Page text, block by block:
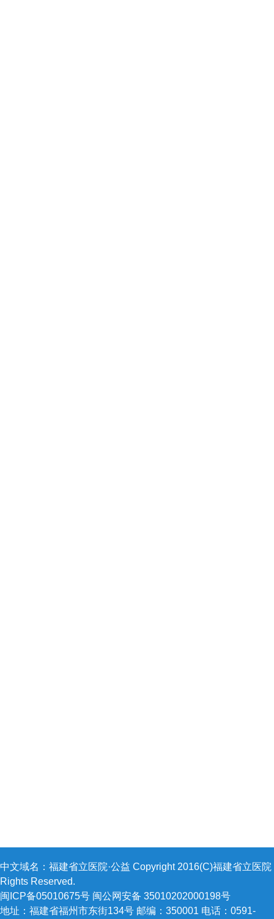
中文域名：福建省立医院·公益 Copyright 2016(C)福建省立医院
Rights Reserved.
闽ICP备05010675号 闽公网安备 35010202000198号
地址：福建省福州市东街134号 邮编：350001 电话：0591-